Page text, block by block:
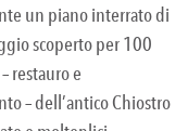
un piano interrato di
scoperto per 100
restauro e
– dell’antico Chiostro